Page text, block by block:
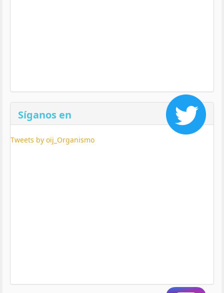
Síganos en
Tweets by oij_Organismo